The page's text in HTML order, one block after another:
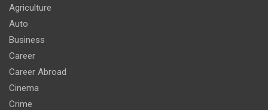
Agriculture
Auto
Business
Career
Career Abroad
Cinema
Crime